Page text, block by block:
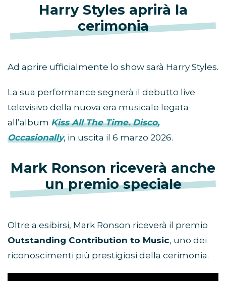
Harry Styles aprirà la
cerimonia
Ad aprire ufficialmente lo show sarà Harry Styles.
La sua performance segnerà il debutto live
televisivo della nuova era musicale legata
all’album Kiss All The Time. Disco,
Occasionally, in uscita il 6 marzo 2026.
Mark Ronson riceverà anche
un premio speciale
Oltre a esibirsi, Mark Ronson riceverà il premio
Outstanding Contribution to Music, uno dei
riconoscimenti più prestigiosi della cerimonia.